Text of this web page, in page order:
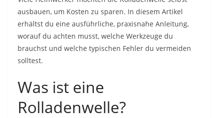
ausbauen, um Kosten zu sparen. In diesem Artikel
erhältst du eine ausführliche, praxisnahe Anleitung,
worauf du achten musst, welche Werkzeuge du
brauchst und welche typischen Fehler du vermeiden
solltest.
Was ist eine
Rolladenwelle?